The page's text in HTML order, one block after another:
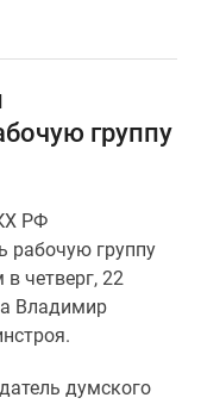
группу
РФ
рабочую группу
в четверг, 22
Владимир
думского